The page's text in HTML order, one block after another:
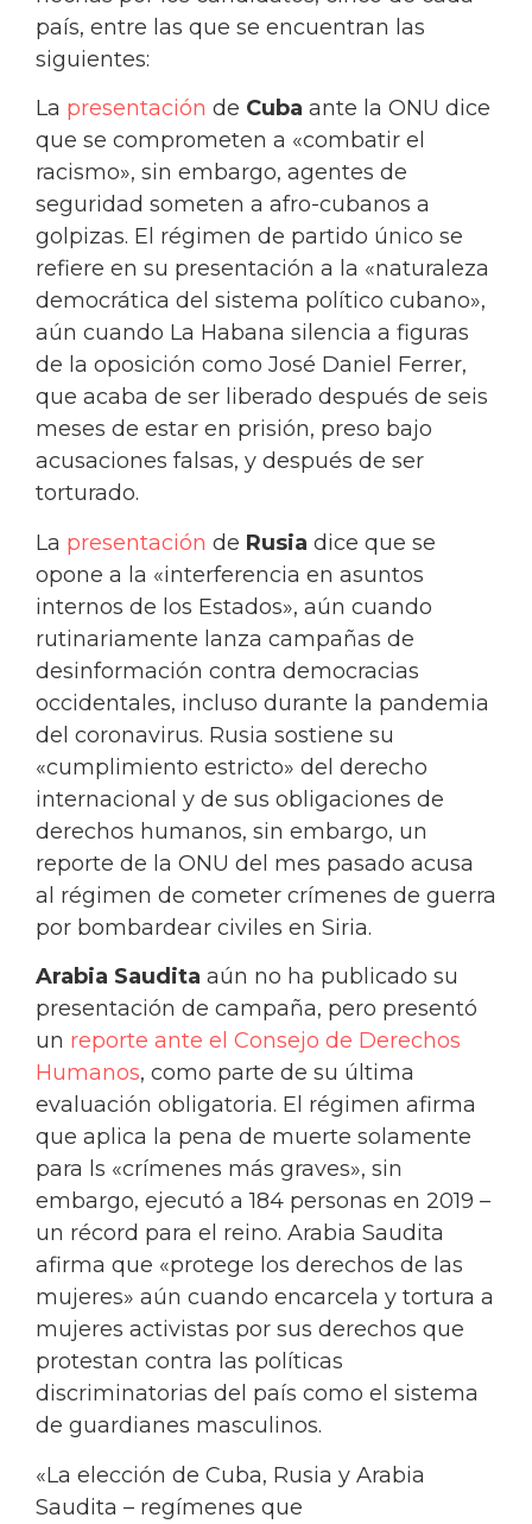
país, entre las que se encuentran las
siguientes:
La presentación de Cuba ante la ONU dice
que se comprometen a «combatir el
racismo», sin embargo, agentes de
seguridad someten a afro-cubanos a
golpizas. El régimen de partido único se
refiere en su presentación a la «naturaleza
democrática del sistema político cubano»,
aún cuando La Habana silencia a figuras
de la oposición como José Daniel Ferrer,
que acaba de ser liberado después de seis
meses de estar en prisión, preso bajo
acusaciones falsas, y después de ser
torturado.
La presentación de Rusia dice que se
opone a la «interferencia en asuntos
internos de los Estados», aún cuando
rutinariamente lanza campañas de
desinformación contra democracias
occidentales, incluso durante la pandemia
del coronavirus. Rusia sostiene su
«cumplimiento estricto» del derecho
internacional y de sus obligaciones de
derechos humanos, sin embargo, un
reporte de la ONU del mes pasado acusa
al régimen de cometer crímenes de guerra
por bombardear civiles en Siria.
Arabia Saudita aún no ha publicado su
presentación de campaña, pero presentó
un reporte ante el Consejo de Derechos
Humanos, como parte de su última
evaluación obligatoria. El régimen afirma
que aplica la pena de muerte solamente
para ls «crímenes más graves», sin
embargo, ejecutó a 184 personas en 2019 –
un récord para el reino. Arabia Saudita
afirma que «protege los derechos de las
mujeres» aún cuando encarcela y tortura a
mujeres activistas por sus derechos que
protestan contra las políticas
discriminatorias del país como el sistema
de guardianes masculinos.
«La elección de Cuba, Rusia y Arabia
Saudita – regímenes que